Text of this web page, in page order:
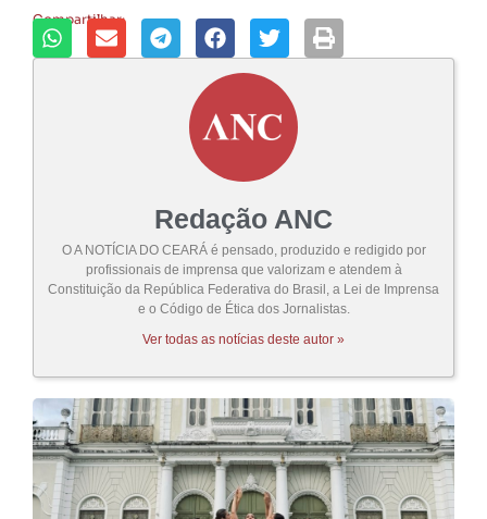
Compartilhar:
Redação ANC
O A NOTÍCIA DO CEARÁ é pensado, produzido e redigido por
profissionais de imprensa que valorizam e atendem à
Constituição da República Federativa do Brasil, a Lei de Imprensa
e o Código de Ética dos Jornalistas.
Ver todas as notícias deste autor »